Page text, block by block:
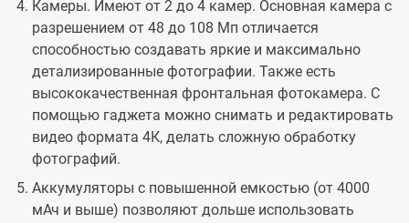
Камеры. Имеют от 2 до 4 камер. Основная камера с
разрешением от 48 до 108 Мп отличается
способностью создавать яркие и максимально
детализированные фотографии. Также есть
высококачественная фронтальная фотокамера. С
помощью гаджета можно снимать и редактировать
видео формата 4К, делать сложную обработку
фотографий.
Аккумуляторы с повышенной емкостью (от 4000
мАч и выше) позволяют дольше использовать